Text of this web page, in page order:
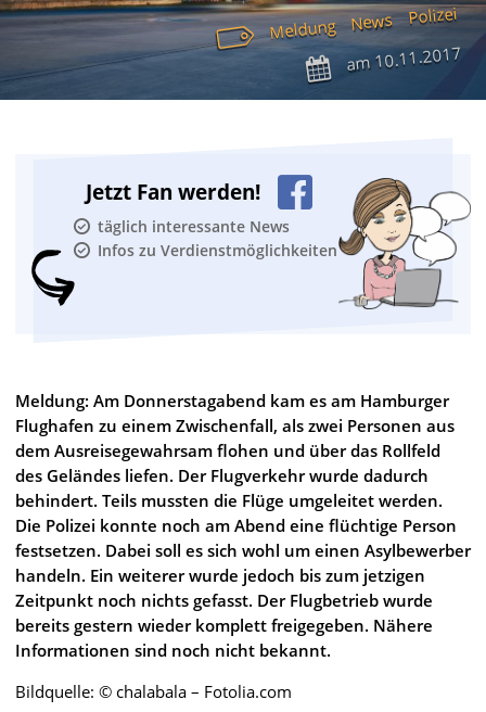
Meldung News Polizei
am10.11.2017
Jetzt Fan werden!
täglich interessante News
Infos zu Verdienstmöglichkeiten
Meldung: Am Donnerstagabend kam es am Hamburger
Flughafen zu einem Zwischenfall, als zwei Personen aus
dem Ausreisegewahrsam flohen und über das Rollfeld
des Geländes liefen. Der Flugverkehr wurde dadurch
behindert. Teils mussten die Flüge umgeleitet werden.
Die Polizei konnte noch am Abend eine flüchtige Person
festsetzen. Dabei soll es sich wohl um einen Asylbewerber
handeln. Ein weiterer wurde jedoch bis zum jetzigen
Zeitpunkt noch nichts gefasst. Der Flugbetrieb wurde
bereits gestern wieder komplett freigegeben. Nähere
Informationen sind noch nicht bekannt.
Bildquelle: © chalabala – Fotolia.com